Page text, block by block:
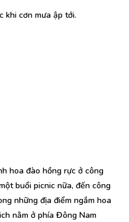
khi cơn mưa ập tới.
hoa đào hồng rực ở công
buổi picnic nữa, đến công
những địa điểm ngắm hoa
nằm ở phía Đông Nam